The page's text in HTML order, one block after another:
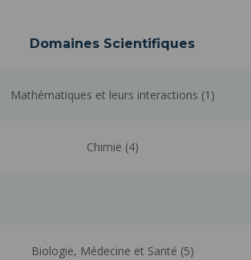
Domaines Scientifiques
Mathématiques et leurs interactions (1)
Chimie (4)
Biologie, Médecine et Santé (5)